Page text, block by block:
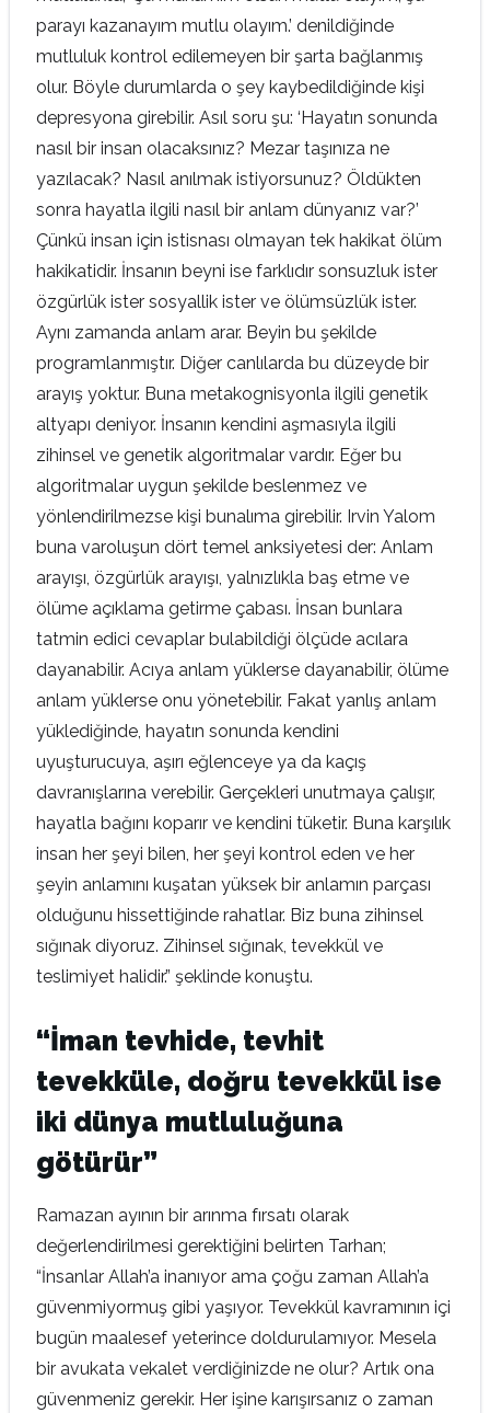
parayı kazanayım mutlu olayım.’ denildiğinde
mutluluk kontrol edilemeyen bir şarta bağlanmış
olur. Böyle durumlarda o şey kaybedildiğinde kişi
depresyona girebilir. Asıl soru şu: ‘Hayatın sonunda
nasıl bir insan olacaksınız? Mezar taşınıza ne
yazılacak? Nasıl anılmak istiyorsunuz? Öldükten
sonra hayatla ilgili nasıl bir anlam dünyanız var?’
Çünkü insan için istisnası olmayan tek hakikat ölüm
hakikatidir. İnsanın beyni ise farklıdır sonsuzluk ister
özgürlük ister sosyallik ister ve ölümsüzlük ister.
Aynı zamanda anlam arar. Beyin bu şekilde
programlanmıştır. Diğer canlılarda bu düzeyde bir
arayış yoktur. Buna metakognisyonla ilgili genetik
altyapı deniyor. İnsanın kendini aşmasıyla ilgili
zihinsel ve genetik algoritmalar vardır. Eğer bu
algoritmalar uygun şekilde beslenmez ve
yönlendirilmezse kişi bunalıma girebilir. Irvin Yalom
buna varoluşun dört temel anksiyetesi der: Anlam
arayışı, özgürlük arayışı, yalnızlıkla baş etme ve
ölüme açıklama getirme çabası. İnsan bunlara
tatmin edici cevaplar bulabildiği ölçüde acılara
dayanabilir. Acıya anlam yüklerse dayanabilir, ölüme
anlam yüklerse onu yönetebilir. Fakat yanlış anlam
yüklediğinde, hayatın sonunda kendini
uyuşturucuya, aşırı eğlenceye ya da kaçış
davranışlarına verebilir. Gerçekleri unutmaya çalışır,
hayatla bağını koparır ve kendini tüketir. Buna karşılık
insan her şeyi bilen, her şeyi kontrol eden ve her
şeyin anlamını kuşatan yüksek bir anlamın parçası
olduğunu hissettiğinde rahatlar. Biz buna zihinsel
sığınak diyoruz. Zihinsel sığınak, tevekkül ve
teslimiyet halidir.” şeklinde konuştu.
“İman tevhide, tevhit
tevekküle, doğru tevekkül ise
iki dünya mutluluğuna
götürür”
Ramazan ayının bir arınma fırsatı olarak
değerlendirilmesi gerektiğini belirten Tarhan;
“İnsanlar Allah’a inanıyor ama çoğu zaman Allah’a
güvenmiyormuş gibi yaşıyor. Tevekkül kavramının içi
bugün maalesef yeterince doldurulamıyor. Mesela
bir avukata vekalet verdiğinizde ne olur? Artık ona
güvenmeniz gerekir. Her işine karışırsanız o zaman